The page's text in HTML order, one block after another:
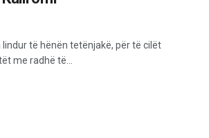
të hënën tetënjakë, për të cilët
me radhë të...